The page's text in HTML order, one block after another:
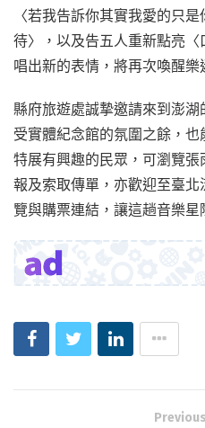
〈若我告訴你其實我愛的只
待〉，以及告五人重新點亮
唱出新的表情，將再次喚醒樂
縣府旅遊處誠摯邀請來到澎
受實體紀念館的氛圍之餘，
特展有興趣的民眾，可瀏覽
報及索取傳單，亦歡迎至臺
覽與購票連結，讓這趟音樂星